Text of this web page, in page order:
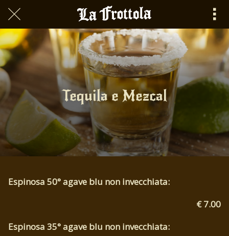
Scritto il 22/05/2020\nQuick App\n
Tequila e Mezcal
Espinosa 50° agave blu non invecchiata:
€ 7.00
Espinosa 35° agave blu non invecchiata: